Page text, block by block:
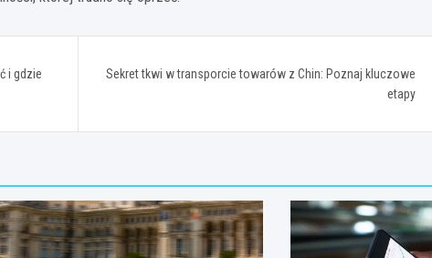
i gdzie
Sekret tkwi w transporcie towarów z Chin: Poznaj kluczowe
etapy